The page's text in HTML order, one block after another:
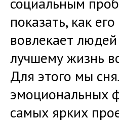
показать, как
вовлекает
лучшему жизнь
Для этого мы
эмоциональных
самых ярких